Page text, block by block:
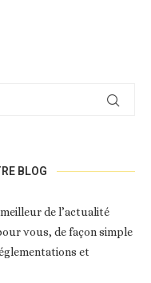
BLOG
de l’actualité
vous, de façon simple
et